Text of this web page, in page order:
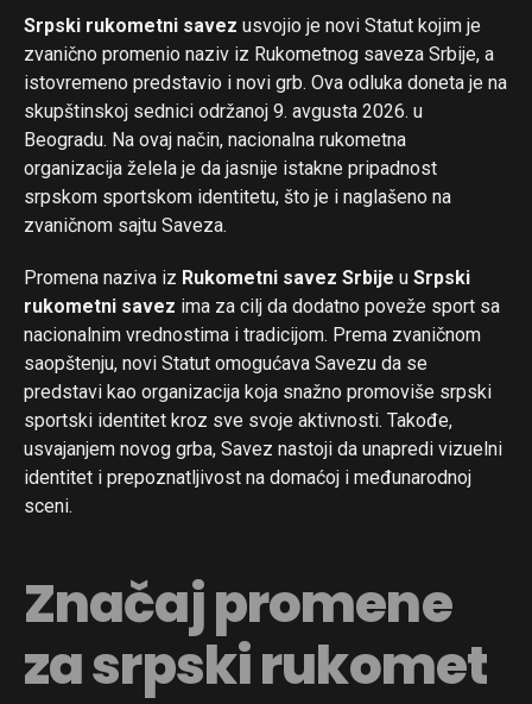
Srpski rukometni savez usvojio je novi Statut kojim je
zvanično promenio naziv iz Rukometnog saveza Srbije, a
istovremeno predstavio i novi grb. Ova odluka doneta je na
skupštinskoj sednici održanoj 9. avgusta 2026. u
Beogradu. Na ovaj način, nacionalna rukometna
organizacija želela je da jasnije istakne pripadnost
srpskom sportskom identitetu, što je i naglašeno na
zvaničnom sajtu Saveza.
Promena naziva iz Rukometni savez Srbije u Srpski
rukometni savez ima za cilj da dodatno poveže sport sa
nacionalnim vrednostima i tradicijom. Prema zvaničnom
saopštenju, novi Statut omogućava Savezu da se
predstavi kao organizacija koja snažno promoviše srpski
sportski identitet kroz sve svoje aktivnosti. Takođe,
usvajanjem novog grba, Savez nastoji da unapredi vizuelni
identitet i prepoznatljivost na domaćoj i međunarodnoj
sceni.
Značaj promene
za srpski rukomet